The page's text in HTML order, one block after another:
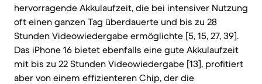
hervorragende Akkulaufzeit, die bei intensiver Nutzung
oft einen ganzen Tag überdauerte und bis zu 28
Stunden Videowiedergabe ermöglichte [5, 15, 27, 39].
Das iPhone 16 bietet ebenfalls eine gute Akkulaufzeit
mit bis zu 22 Stunden Videowiedergabe [13], profitiert
aber von einem effizienteren Chip, der die